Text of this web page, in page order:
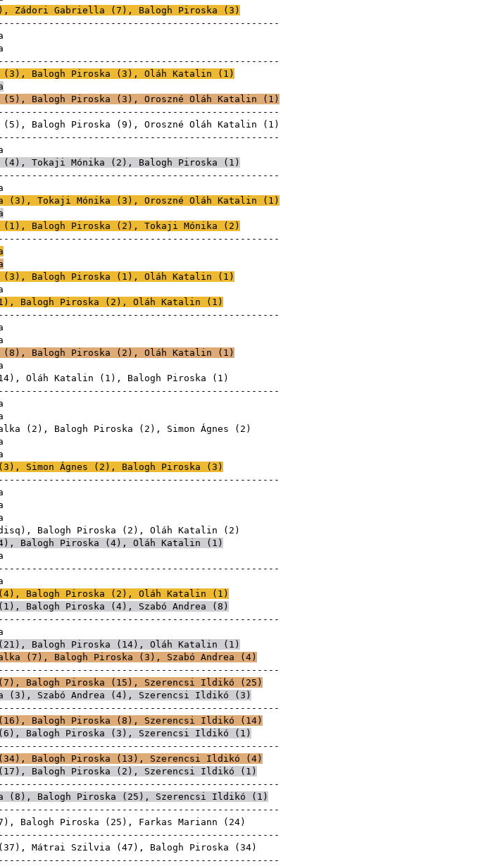
), Zádori Gabriella ( 7 ), Balogh Piroska ( 3 )
Piroska
Piroska
( 3 ), Balogh Piroska ( 3 ), Oláh Katalin ( 1 )
( 5 ), Balogh Piroska ( 3 ), Oroszné Oláh Katalin ( 1 )
( 5 ), Balogh Piroska ( 9 ), Oroszné Oláh Katalin ( 1 )
Piroska
( 4 ), Tokaji Mónika ( 2 ), Balogh Piroska ( 1 )
Piroska
( 3 ), Tokaji Mónika ( 3 ), Oroszné Oláh Katalin ( 1 )
( 1 ), Balogh Piroska ( 2 ), Tokaji Mónika ( 2 )
( 3 ), Balogh Piroska ( 1 ), Oláh Katalin ( 1 )
Piroska
), Balogh Piroska ( 2 ), Oláh Katalin ( 1 )
Piroska
Piroska
( 8 ), Balogh Piroska ( 2 ), Oláh Katalin ( 1 )
Piroska
), Oláh Katalin ( 1 ), Balogh Piroska ( 1 )
Piroska
Piroska
( 2 ), Balogh Piroska ( 2 ), Simon Ágnes ( 2 )
Piroska
Piroska
3 ), Simon Ágnes ( 2 ), Balogh Piroska ( 3 )
Piroska
Piroska
Piroska
), Balogh Piroska ( 2 ), Oláh Katalin ( 2 )
), Balogh Piroska ( 4 ), Oláh Katalin ( 1 )
Piroska
Piroska
4), Balogh Piroska ( 2 ), Oláh Katalin ( 1 )
1 ), Balogh Piroska ( 4 ), Szabó Andrea ( 8 )
Piroska
21 ), Balogh Piroska ( 14 ), Oláh Katalin ( 1 )
( 7 ), Balogh Piroska ( 3 ), Szabó Andrea ( 4 )
7 ), Balogh Piroska ( 15 ), Szerencsi Ildikó ( 25 )
( 3 ), Szabó Andrea ( 4 ), Szerencsi Ildikó ( 3 )
16 ), Balogh Piroska ( 8 ), Szerencsi Ildikó ( 14 )
6 ), Balogh Piroska ( 3 ), Szerencsi Ildikó ( 1 )
34 ), Balogh Piroska ( 13 ), Szerencsi Ildikó ( 4 )
17 ), Balogh Piroska ( 2 ), Szerencsi Ildikó ( 1 )
( 8 ), Balogh Piroska ( 25 ), Szerencsi Ildikó ( 1 )
), Balogh Piroska ( 25 ), Farkas Mariann ( 24)
37 ), Mátrai Szilvia ( 47 ), Balogh Piroska ( 34)